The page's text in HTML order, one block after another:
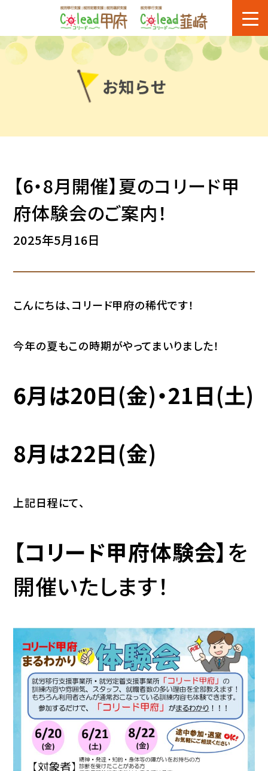
【6・8月開催】夏のコリード甲
府体験会のご案内！
2025年5月16日
こんにちは、コリード甲府の稀代です！
今年の夏もこの時期がやってまいりました！
6月は20日(金)・21日(土)
8月は22日(金)
上記日程にて、
【コリード甲府体験会】を
開催いたします！